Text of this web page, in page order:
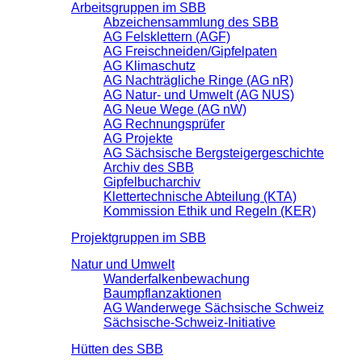
Arbeitsgruppen im SBB
Abzeichensammlung des SBB
AG Felsklettern (AGF)
AG Freischneiden/Gipfelpaten
AG Klimaschutz
AG Nachträgliche Ringe (AG nR)
AG Natur- und Umwelt (AG NUS)
AG Neue Wege (AG nW)
AG Rechnungsprüfer
AG Projekte
AG Sächsische Bergsteigergeschichte
Archiv des SBB
Gipfelbucharchiv
Klettertechnische Abteilung (KTA)
Kommission Ethik und Regeln (KER)
Projektgruppen im SBB
Natur und Umwelt
Wanderfalkenbewachung
Baumpflanzaktionen
AG Wanderwege Sächsische Schweiz
Sächsische-Schweiz-Initiative
Hütten des SBB